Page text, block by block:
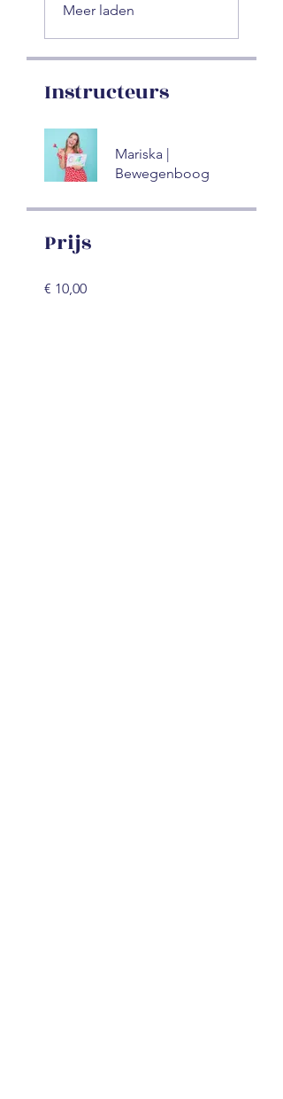
Meer laden
Instructeurs
Mariska |
Bewegenboog
Prijs
€ 10,00